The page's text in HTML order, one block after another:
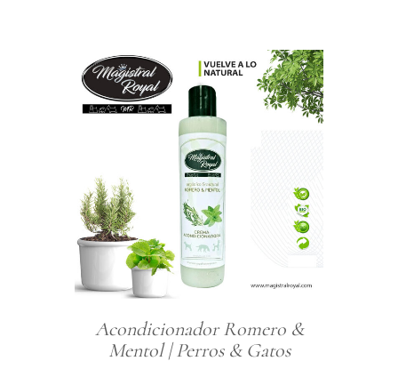
Acondicionador Romero &
Mentol | Perros & Gatos